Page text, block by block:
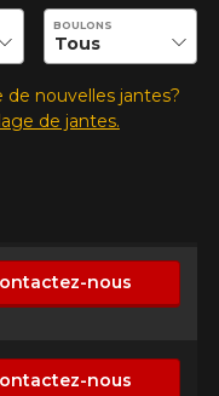
vérifier la disponibilité
BOULONS
nouvelles jantes?
de jantes.
nous
nous
un plaisir de
pour votre
vérifier
directement